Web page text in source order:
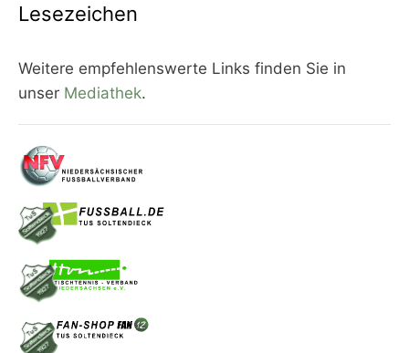
Lesezeichen
Weitere empfehlenswerte Links finden Sie in
unser Mediathek.